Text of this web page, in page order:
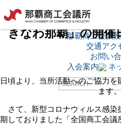
ネット
那覇商工会議
交通アク
お問い
ネ
入会案内
「全国商工会議所観
きなわ那覇」の開催
日頃より、当所活動へのご協力
ます。
さて、新型コロナウィルス感染
期しておりました「全国商工会議